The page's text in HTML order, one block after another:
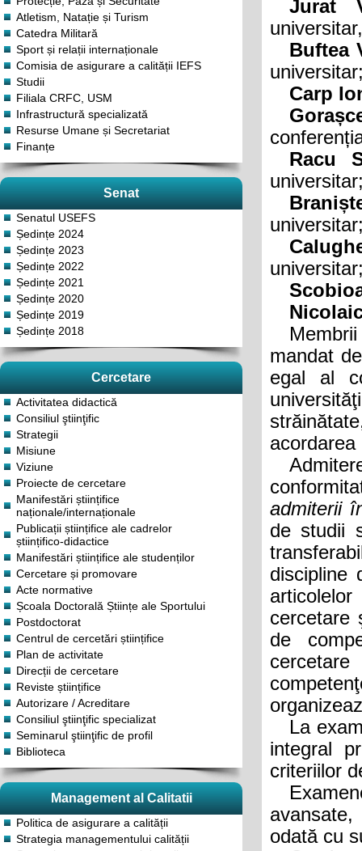
Atletism, Natație și Turism
Catedra Militară
Sport și relații internaționale
Comisia de asigurare a calității IEFS
Studii
Filiala CRFC, USM
Infrastructură specializată
Resurse Umane și Secretariat
Finanțe
Senat
Senatul USEFS
Ședințe 2024
Ședințe 2023
Ședințe 2022
Ședințe 2021
Ședințe 2020
Ședințe 2019
Ședințe 2018
Cercetare
Activitatea didactică
Consiliul ştiinţific
Strategii
Misiune
Viziune
Proiecte de cercetare
Manifestări științifice
naționale/internaționale
Publicații științifice ale cadrelor
științifico-didactice
Manifestări științifice ale studenților
Cercetare și promovare
Acte normative
Școala Doctorală Științe ale Sportului
Postdoctorat
Centrul de cercetări științifice
Plan de activitate
Direcții de cercetare
Reviste științifice
Autorizare / Acreditare
Consiliul ştiinţific specializat
Seminarul ştiinţific de profil
Biblioteca
Management al Calitatii
Politica de asigurare a calității
Strategia managementului calității
Jurat
Buftea
Carp
Racu
Membrii
mandat
egal al
admiterii
de studii
discipline
cercetare
de
La
integral
criteriilor
odată cu